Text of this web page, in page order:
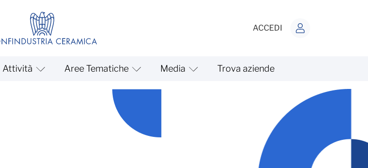
ACCEDI
Attività Aree Tematiche Media Trova aziende